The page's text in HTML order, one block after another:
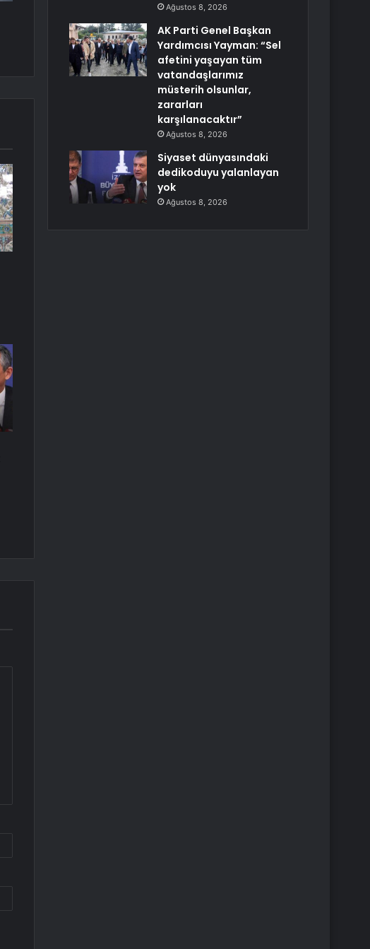
Ağustos 8, 2026
AK Parti Genel Başkan
Yardımcısı Yayman: “Sel
afetini yaşayan tüm
vatandaşlarımız
müsterih olsunlar,
zararları
karşılanacaktır”
Ağustos 8, 2026
Siyaset dünyasındaki
dedikoduyu yalanlayan
yok
Ağustos 8, 2026